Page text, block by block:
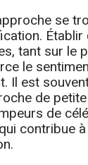
se
tant sur le
le
Il est
de
de
contribue